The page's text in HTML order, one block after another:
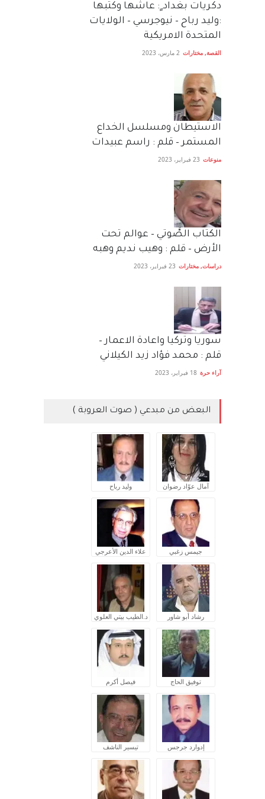
دكريات بغداد ٍ: عاشها وكتبها
:وليد رباح – نيوجرسي – الولايات
المتحدة الامريكية
القصة, مختارات 2 مارس، 2023
الاستيطان ومسلسل الخداع
المستمر – قلم : راسم عبيدات
منوعات 23 فبراير، 2023
الكتاب الصَّوتي – عوالم تحت
الأرض – قلم : وهيب نديم وهبه
دراسات, مختارات 23 فبراير، 2023
سوريا وتركيا واعادة الاعمار –
قلم : محمد فؤاد زيد الكيلاني
آراء حرة 18 فبراير، 2023
البعض من مبدعي ( صوت العروبة )
آمال عوّاد رضوان وليد رباح
جيمس زغبي علاء الدين الأعرجي
رشاد أبو شاور د.الطيب بيتي العلوي
توفيق الحاج فيصل أكرم
إدوارد جرجس تيسير الناشف